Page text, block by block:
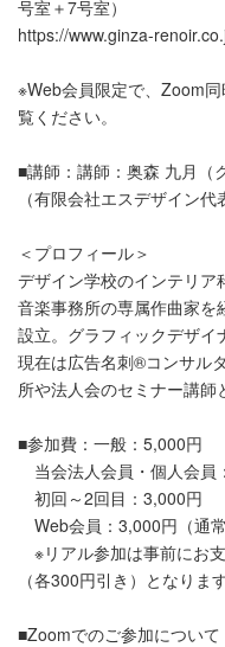
号室＋7号室）
https://www.ginza-
※Web会員限定で、Zoom
覧ください。
■講師：講師：奥森 九月（
（有限会社エスデザイン
＜プロフィール＞
デザイン学校のインテリア
音楽事務所の専属作曲家
設立。グラフィックデザイ
現在は広告名刺®️コンサル
所や法人会のセミナー講師
■参加費：一般：5,000円
当会法人会員・個人会員
初回～2回目：3,000円
Web会員：3,000円（通
※リアル参加は事前にお
（各300円引き）となります
■Zoomでのご参加について